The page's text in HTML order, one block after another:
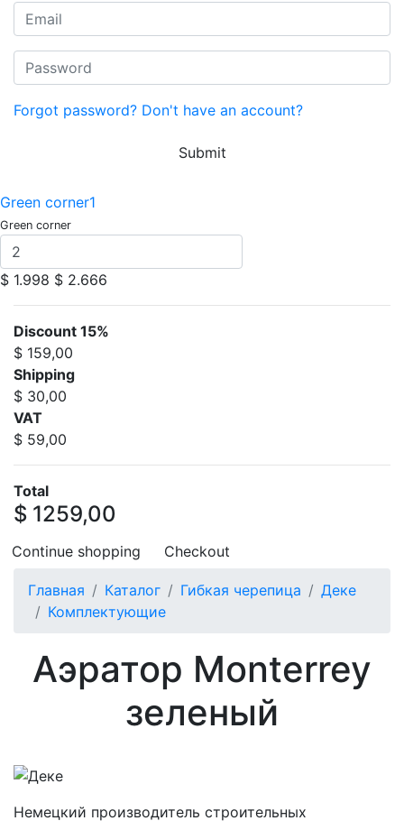
Forgot password? Don't have an account?
Submit
Green corner1
Green corner
$ 1.998 $ 2.666
Discount 15%
$ 159,00
Shipping
$ 30,00
VAT
$ 59,00
Total
$ 1259,00
Continue shopping Checkout
Главная Каталог Гибкая черепица
Деке
Комплектующие
Аэратор Monterrey
зеленый
Немецкий производитель строительных